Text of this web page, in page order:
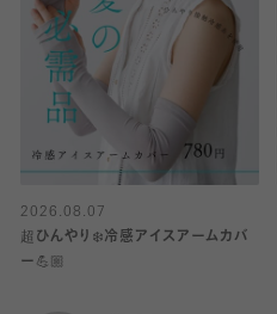
2026.08.07
超ひんやり❄️冷感アイスアームカバ
ー💪🏼